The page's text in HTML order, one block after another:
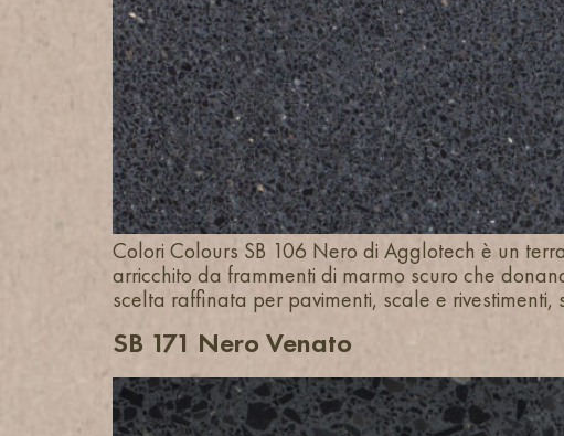
Colori Colours SB 106 Nero di Agglotech è un
arricchito da frammenti di marmo scuro che
scelta raffinata per pavimenti, scale e
SB 171 Nero Venato